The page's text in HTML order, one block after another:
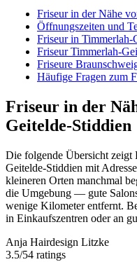
Friseur in der Nähe
Öffnungszeiten und
Friseur in Timmerlah-
Friseur Timmerlah-
Friseure
Häufige Fragen zum
Friseur in der
Geitelde-Stiddien
Die folgende Übersicht zeigt
Geitelde-Stiddien mit
kleineren Orten manchmal
die Umgebung — gute
wenige Kilometer entfernt.
in Einkaufszentren oder an
Anja Hairdesign Litzke
3.5/54 ratings